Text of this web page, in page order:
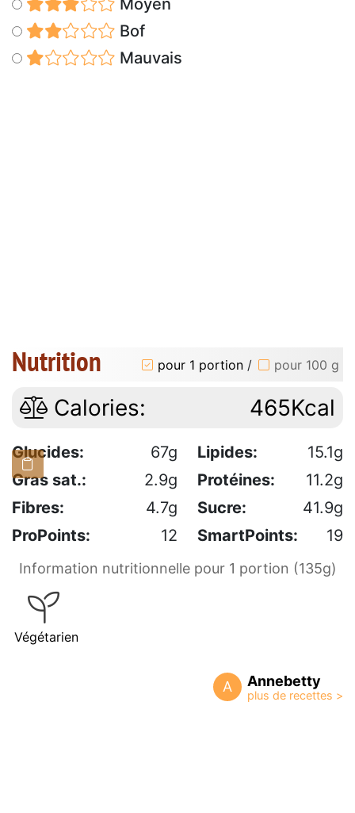
Moyen
Bof
Mauvais
Nutrition pour 1 portion / pour 100 g
Calories: 465Kcal
Glucides: 67g Lipides:
15.1g
Gras sat.:
2.9g Protéines:
11.2g
Fibres:
4.7g Sucre:
41.9g
ProPoints:
12 SmartPoints: 19
Information nutritionnelle pour 1 portion (135g)
Végétarien
A Annebetty